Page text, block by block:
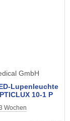
GmbH
Lupenleuchte
10-1 P
Wochen